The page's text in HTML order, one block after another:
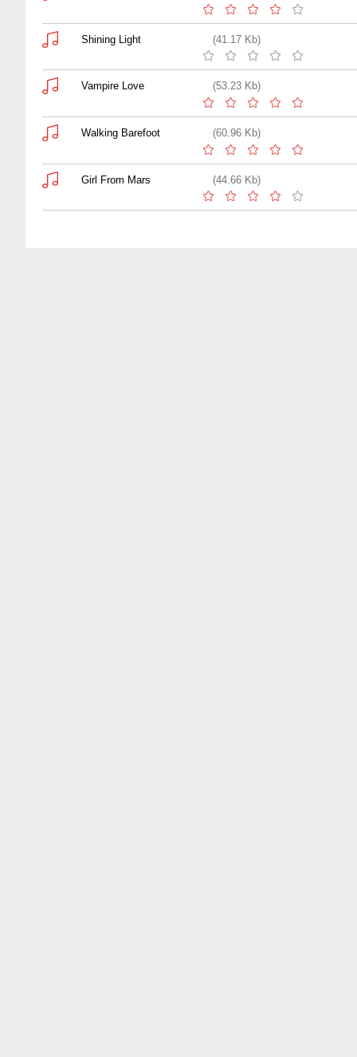
Shining Light (41.17 Kb)
Vampire Love (53.23 Kb)
Walking Barefoot (60.96 Kb)
Girl From Mars (44.66 Kb)